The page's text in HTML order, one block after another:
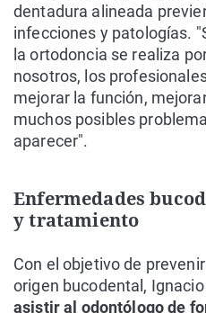
dentadura alineada
infecciones y patologías.
la ortodoncia se realiza
nosotros, los
mejorar la función,
muchos posibles
aparecer".
Enfermedades
y tratamiento
Con el objetivo de
origen bucodental,
asistir al odontólogo de